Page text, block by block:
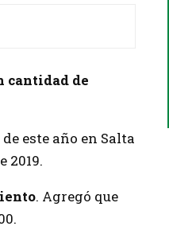
cantidad de
este año en Salta
2019.
. Agregó que